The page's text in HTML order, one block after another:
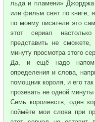
льда и пламени»
или фильм снят по книге,
по моему писатели это
этот сериал
представить не
минуту просмотра этого
Да, и ещё надо
определения и слова,
помощник короля, и его
прозевать не одной
Семь королевств, один
поймёте мои слова при